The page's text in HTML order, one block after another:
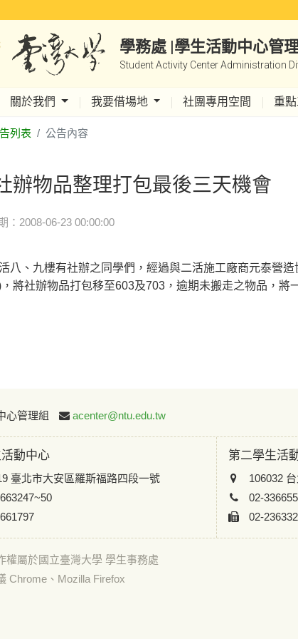
學務處 |學生活動中心管
Student Activity Center Administration
關於我們 我要借場地 社團專用空間 重
列表 公告內容
辦物品整理打包最後三天機會
：2008-06-23 00:00:00
八、九樓有社辦之同學們，經過與二活施工廠商元泰營
將社辦物品打包移至603及703，逾期未搬走之物品，將
心管理組 acenter@ntu.edu.tw
動中心
臺北市大安區羅斯福路四段一號
第二學生活
106032
02-
02-
權屬於國立臺灣大學 學生事務處
Chrome、Mozilla Firefox